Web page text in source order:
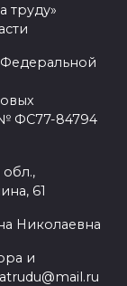
труду»
ФС77-84794
61
Николаевна
и